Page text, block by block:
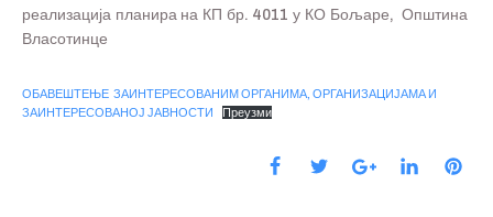
реализација планира на КП бр. 4011 у КО Бољаре, Општина
Власотинце
ОБАВЕШТЕЊЕ ЗАИНТЕРЕСОВАНИМ ОРГАНИМА, ОРГАНИЗАЦИЈАМА И
ЗАИНТЕРЕСОВАНОЈ ЈАВНОСТИ
Преузми